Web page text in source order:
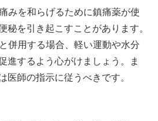
みを和らげるために鎮痛薬が使
秘を引き起こすことがあります。
併用する場合、軽い運動や水分
進するよう心がけましょう。ま
医師の指示に従うべきです。